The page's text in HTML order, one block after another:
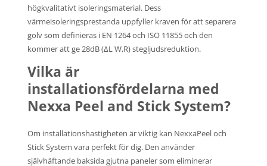
högkvalitativt isoleringsmaterial. Dess
värmeisoleringsprestanda uppfyller kraven för att separera
golv som definieras i EN 1264 och ISO 11855 och den
kommer att ge 28dB (ΔL W,R) stegljudsreduktion.
Vilka är
installationsfördelarna med
Nexxa Peel and Stick System?
Om installationshastigheten är viktig kan NexxaPeel och
Stick System vara perfekt för dig. Den använder
självhäftande baksida gjutna paneler som eliminerar